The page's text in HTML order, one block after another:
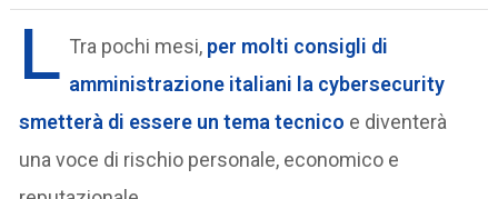
L Tra pochi mesi, per molti consigli di
amministrazione italiani la cybersecurity
smetterà di essere un tema tecnico e diventerà
una voce di rischio personale, economico e